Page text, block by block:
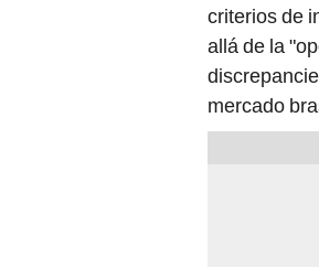
criterios de
allá de la
mercado